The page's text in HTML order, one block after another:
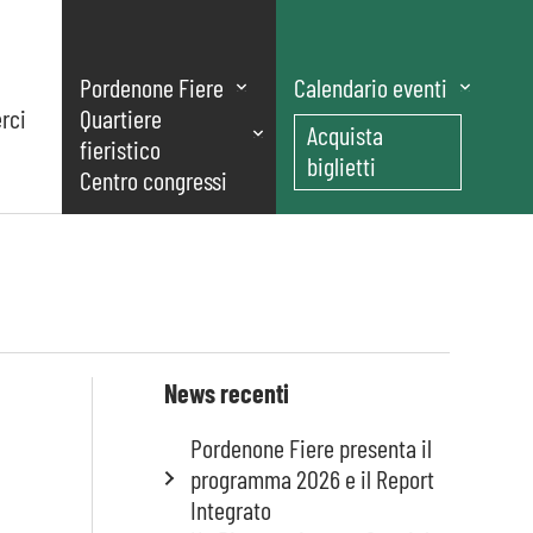
Pordenone Fiere
Quartiere
fieristico
Centro congressi
Calendario eventi
Acquista
biglietti
News recenti
Pordenone Fiere presenta il
programma 2026 e il Report
Integrato